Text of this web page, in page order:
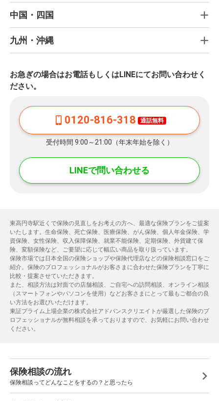
中国・四国
九州・沖縄
お急ぎの場合はお電話もしくはLINEにてお問い合わせく
ださい。
0120-816-318 通話無料
受付時間 9:00～21:00（年末年始を除く）
LINEで問い合わせる
東高円寺駅近くで保険の見直しをお考えの方へ、最適な保険プランをご提案
いたします。生命保険、死亡保険、医療保険、がん保険、個人年金保険、学
資保険、女性保険、収入保障保険、就業不能保険、定期保険、外貨建て保
険、変額保険など、ご要望に応じて幅広い商品を取り扱っています。
保険市場では日本全国の保険ショップや保険代理店などの保険相談窓口をご
紹介。保険のプロフェッショナルがお客さまに合わせた保険プランを丁寧に
比較・提案させていただきます。
また、相談方法は対面での店舗相談、ご自宅への訪問相談、オンライン相談
（スマートフォンやパソコンを使用）などお客さまにとって最もご都合の良
い方法をお選びいただけます。
東証プライム上場企業の株式会社アドバンスクリエイトが厳選した保険のプ
ロフェッショナルが無料相談を承っておりますので、お気軽にお問い合わせ
ください。
保険相談の流れ
保険相談ってどんなことをするの？と思ったら